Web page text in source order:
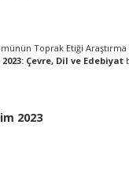
Toprak Etiği
Çevre, Dil ve Edebiyat
2023